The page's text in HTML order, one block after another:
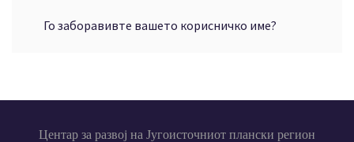
Го заборавивте вашето корисничко име?
Центар за развој на Југоисточниот плански регион